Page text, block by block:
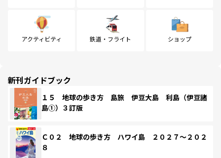
アクティビティ 鉄道・フライト ショップ
新刊ガイドブック
１５ 地球の歩き方 島旅 伊豆大島 利島（伊豆諸
島①）３訂版
Ｃ０２ 地球の歩き方 ハワイ島 ２０２７～２０２
８